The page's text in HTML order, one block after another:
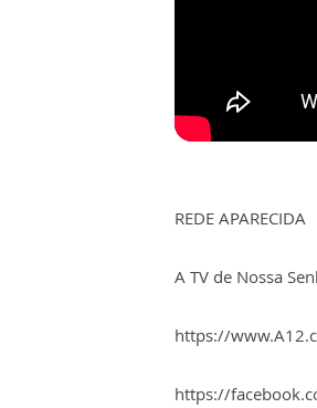
REDE APARECIDA
A TV de Nossa
https://
https://